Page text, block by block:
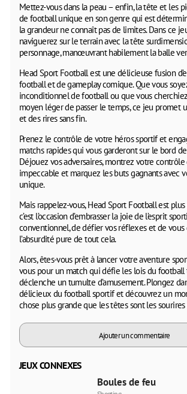
Mettez-vous dans la peau – enfin, la tête et les
de football unique en son genre qui est
la grandeur ne connaît pas de limites. Dans ce
naviguerez sur le terrain avec la tête
personnage, manœuvrant habilement la balle
Head Sport Football est une délicieuse fusion
football et de gameplay comique. Que vous
inconditionnel de football ou que vous
moyen léger de passer le temps, ce jeu promet
et des rires sans fin.
Prenez le contrôle de votre héros sportif et
matchs rapides qui vous garderont sur le bord
Déjouez vos adversaires, montrez votre
impeccable et marquez les buts gagnants avec
unique.
Mais rappelez-vous, Head Sport Football est plus
c’est l’occasion d’embrasser la joie de l’esprit
conventionnel, de défier vos réflexes et de
l’absurdité pure de tout cela.
Alors, êtes-vous prêt à lancer votre aventure
vous pour un match qui défie les lois du
déclenche un tumulte d’amusement. Plongez
délicieux du football sportif et découvrez un
chose plus grande que les têtes sont les sourires
Ajouter un commentaire
JEUX CONNEXES
Boules de feu